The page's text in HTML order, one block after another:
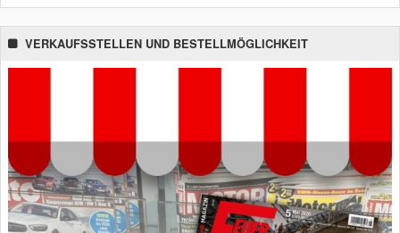
VERKAUFSSTELLEN UND BESTELLMÖGLICHKEIT